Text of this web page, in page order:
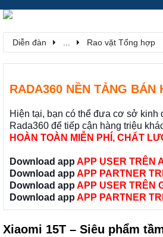
Diễn đàn Rao vặt Tổng hợp
RADA360 NỀN TẢNG BÁN
Hiện tại, bạn có thể đưa cơ sở kinh
Rada360 để tiếp cận hàng triệu
HOÀN TOÀN MIỄN PHÍ, CHẤT
Download app APP USER TRÊN
Download app APP PARTNER
Download app APP USER TRÊN
Download app APP PARTNER
Xiaomi 15T – Siêu phẩm